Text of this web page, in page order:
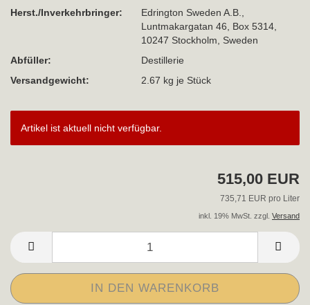
Herst./Inverkehrbringer:
Edrington Sweden A.B.,
Luntmakargatan 46, Box 5314,
10247 Stockholm, Sweden
Abfüller:
Destillerie
Versandgewicht:
2.67 kg je Stück
Artikel ist aktuell nicht verfügbar.
515,00 EUR
735,71 EUR pro Liter
inkl. 19% MwSt. zzgl. Versand